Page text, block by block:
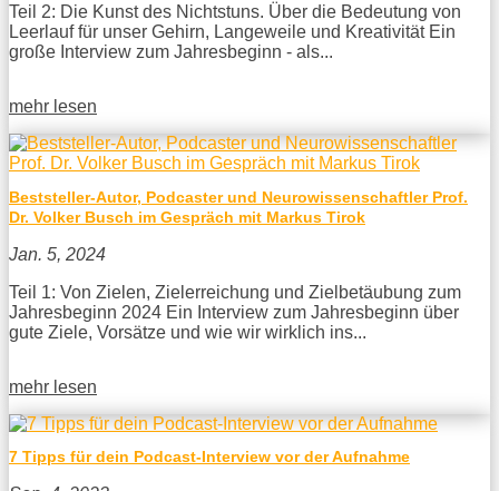
Teil 2: Die Kunst des Nichtstuns. Über die Bedeutung von
Leerlauf für unser Gehirn, Langeweile und Kreativität Ein
große Interview zum Jahresbeginn - als...
mehr lesen
Beststeller-Autor, Podcaster und Neurowissenschaftler Prof.
Dr. Volker Busch im Gespräch mit Markus Tirok
Jan. 5, 2024
Teil 1: Von Zielen, Zielerreichung und Zielbetäubung zum
Jahresbeginn 2024 Ein Interview zum Jahresbeginn über
gute Ziele, Vorsätze und wie wir wirklich ins...
mehr lesen
7 Tipps für dein Podcast-Interview vor der Aufnahme